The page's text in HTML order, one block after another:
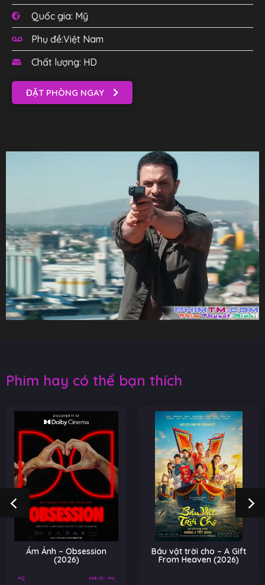
Quốc gia: Mỹ
Phụ đề:Việt Nam
Chất lượng: HD
ĐẶT PHÒNG NGAY
Phim hay có thể bạn thích
Ám Ảnh – Obsession
(2026)
Mỹ Kinh Dị - Ma
Báu vật trời cho – A Gift
From Heaven (2026)